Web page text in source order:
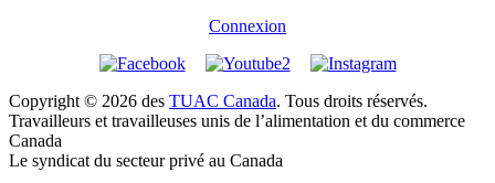
Connexion
Copyright © 2026 des TUAC Canada. Tous droits réservés.
Travailleurs et travailleuses unis de l’alimentation et du commerce
Canada
Le syndicat du secteur privé au Canada